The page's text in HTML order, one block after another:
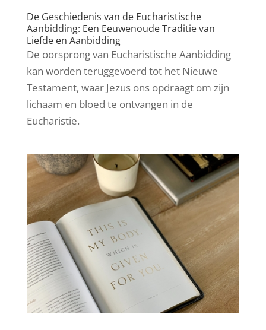
De Geschiedenis van de Eucharistische
Aanbidding: Een Eeuwenoude Traditie van
Liefde en Aanbidding
De oorsprong van Eucharistische Aanbidding
kan worden teruggevoerd tot het Nieuwe
Testament, waar Jezus ons opdraagt om zijn
lichaam en bloed te ontvangen in de
Eucharistie.